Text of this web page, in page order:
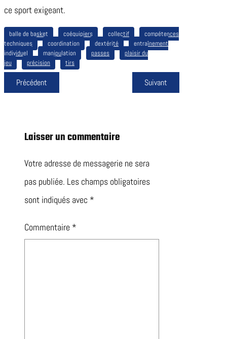
ce sport exigeant.
balle de basket coéquipiers collectif
compétences
techniques
coordination dextérité
entraînement
individuel
manipulation passes
plaisir du
jeu
précision tirs
Précédent Suivant
Laisser un commentaire
Votre adresse de messagerie ne sera
pas publiée. Les champs obligatoires
sont indiqués avec *
Commentaire *